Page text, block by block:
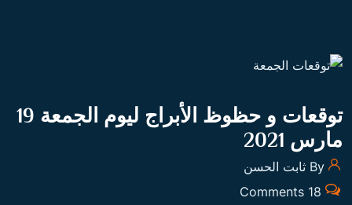
توقعات و حظوظ الأبراج ليوم الجمعة 19
مارس 2021
18 Comments